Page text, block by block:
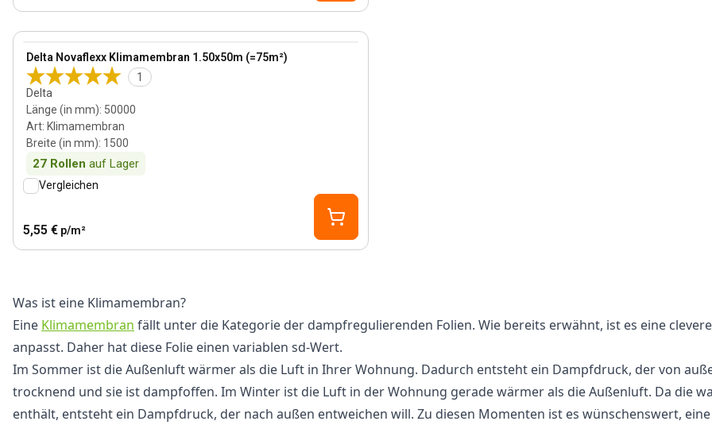
Delta Novaflexx Klimamembran 1.50x50m (=75m²)
1
Delta
Länge (in mm): 50000
Art: Klimamembran
Breite (in mm): 1500
27 Rollen auf Lager
View product
Vergleichen
5,55 € p/m²
Was ist eine Klimamembran?
Eine Klimamembran fällt unter die Kategorie der dampfregulierenden Folien. Wie bereits erwähnt, ist es eine
anpasst. Daher hat diese Folie einen variablen sd-Wert.
Im Sommer ist die Außenluft wärmer als die Luft in Ihrer Wohnung. Dadurch entsteht ein Dampfdruck, der von
trocknend und sie ist dampfoffen. Im Winter ist die Luft in der Wohnung gerade wärmer als die Außenluft. Da die
enthält, entsteht ein Dampfdruck, der nach außen entweichen will. Zu diesen Momenten ist es wünschenswert, eine